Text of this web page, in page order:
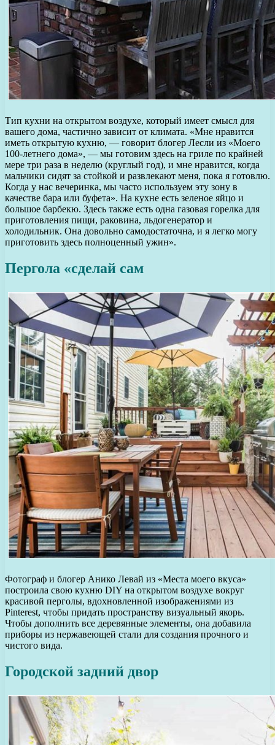
Тип кухни на открытом воздухе, который имеет смысл для
вашего дома, частично зависит от климата. «Мне нравится
иметь открытую кухню, — говорит блогер Лесли из «Моего
100-летнего дома», — мы готовим здесь на гриле по крайней
мере три раза в неделю (круглый год), и мне нравится, когда
мальчики сидят за стойкой и развлекают меня, пока я готовлю.
Когда у нас вечеринка, мы часто используем эту зону в
качестве бара или буфета». На кухне есть зеленое яйцо и
большое барбекю. Здесь также есть одна газовая горелка для
приготовления пищи, раковина, льдогенератор и
холодильник. Она довольно самодостаточна, и я легко могу
приготовить здесь полноценный ужин».
Пергола «сделай сам
Фотограф и блогер Анико Левай из «Места моего вкуса»
построила свою кухню DIY на открытом воздухе вокруг
красивой перголы, вдохновленной изображениями из
Pinterest, чтобы придать пространству визуальный якорь.
Чтобы дополнить все деревянные элементы, она добавила
приборы из нержавеющей стали для создания прочного и
чистого вида.
Городской задний двор